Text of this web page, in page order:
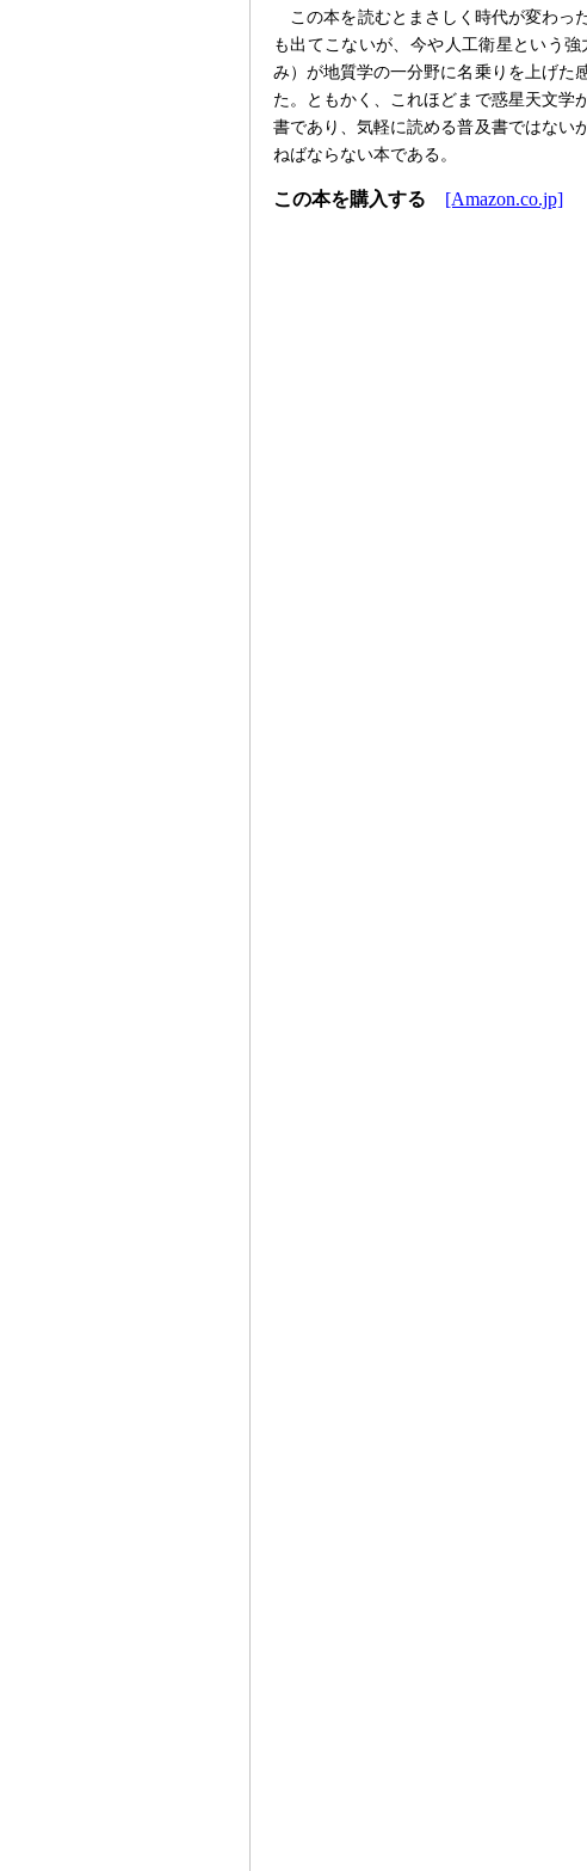
この本を読むとまさしく時代が変わっ
も出てこないが、今や人工衛星という
み）が地質学の一分野に名乗りを上げた
た。ともかく、これほどまで惑星天文学
書であり、気軽に読める普及書ではない
ねばならない本である。
この本を購入する [Amazon.co.jp]